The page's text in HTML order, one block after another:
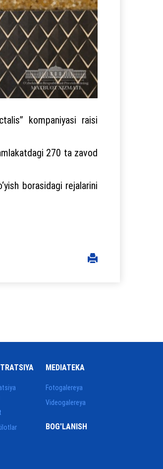
kompaniyasi raisi
270 ta zavod
borasidagi rejalarini
MEDIATEKA
Fotogalereya
Videogalereya
BOG'LANISH